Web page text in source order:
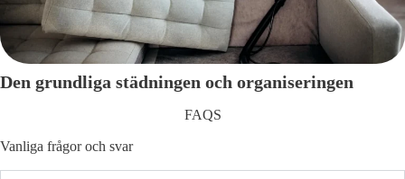
Den grundliga städningen och organiseringen
FAQS
Vanliga frågor och svar